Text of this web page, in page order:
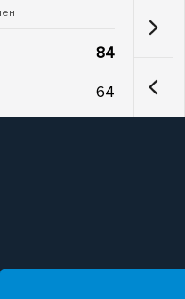
84
64